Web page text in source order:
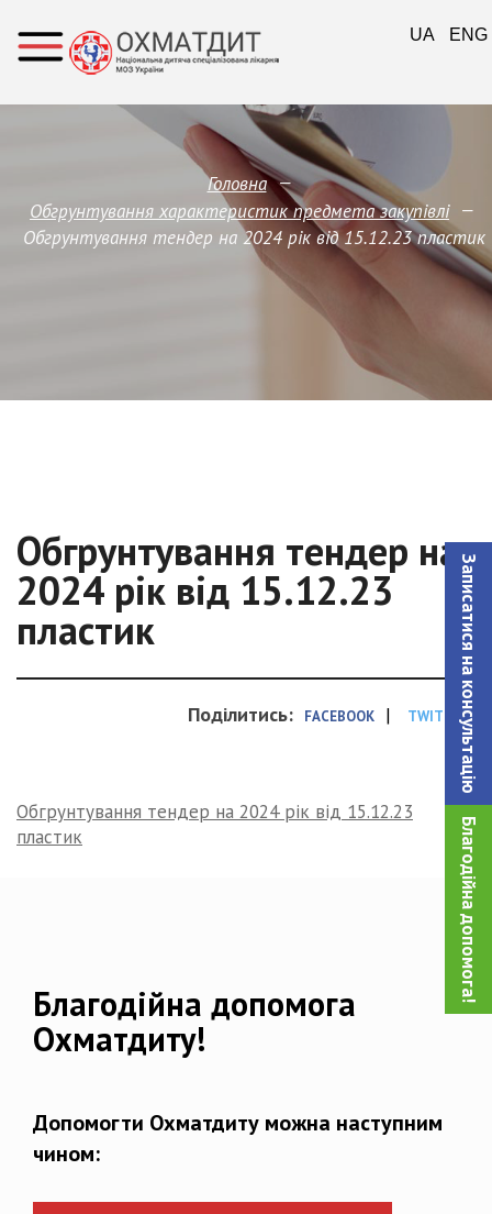
Записатися на консультацiю
Благодійна допомога!
Головна —
Обгрунтування характеристик предмета закупівлi —
Обгрунтування тендер на 2024 рік від 15.12.23 пластик
Обгрунтування тендер на
2024 рік від 15.12.23
пластик
Поділитись: FACEBOOK | TWITTER
Обгрунтування тендер на 2024 рік від 15.12.23
пластик
Благодійна допомога
Охматдиту!
Допомогти Охматдиту можна наступним
чином:
UA ENG